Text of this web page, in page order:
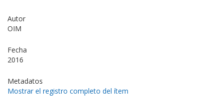
Autor
OIM
Fecha
2016
Metadatos
Mostrar el registro completo del ítem